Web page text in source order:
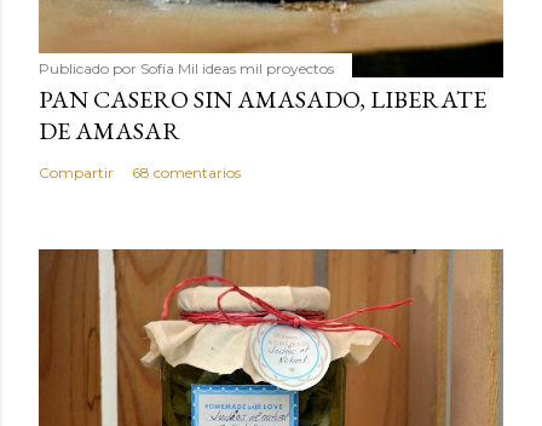
Publicado por Sofía Mil ideas mil proyectos
PAN CASERO SIN AMASADO, LIBERATE
DE AMASAR
Compartir 68 comentarios